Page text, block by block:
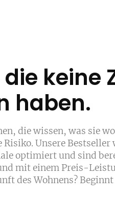
keine
haben.
die wissen, was sie
Risiko. Unsere
optimiert und sind
mit einem Preis-
des Wohnens?